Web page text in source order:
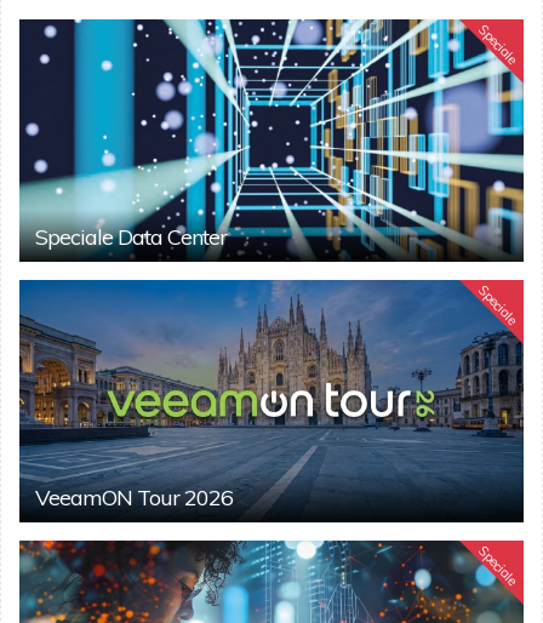
Speciale
Speciale Data Center
Speciale
VeeamON Tour 2026
Speciale